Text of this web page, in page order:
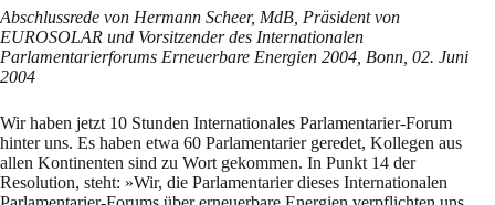
Abschlussrede von Hermann Scheer, MdB, Präsident von
EUROSOLAR und Vorsitzender des Internationalen
Parlamentarierforums Erneuerbare Energien 2004, Bonn, 02. Juni
2004
Wir haben jetzt 10 Stunden Internationales Parlamentarier-Forum
hinter uns. Es haben etwa 60 Parlamentarier geredet, Kollegen aus
allen Kontinenten sind zu Wort gekommen. In Punkt 14 der
Resolution, steht: »Wir, die Parlamentarier dieses Internationalen